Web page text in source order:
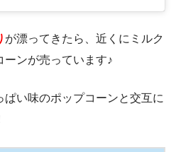
が漂ってきたら、近くにミルク
ンが売っています♪
ぱい味のポップコーンと交互に